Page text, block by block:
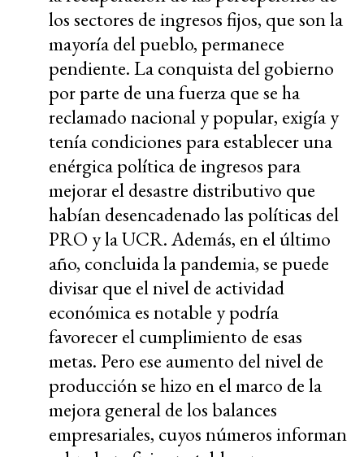
los sectores de ingresos fijos, que son la
mayoría del pueblo, permanece
pendiente. La conquista del gobierno
por parte de una fuerza que se ha
reclamado nacional y popular, exigía y
tenía condiciones para establecer una
enérgica política de ingresos para
mejorar el desastre distributivo que
habían desencadenado las políticas del
PRO y la UCR. Además, en el último
año, concluida la pandemia, se puede
divisar que el nivel de actividad
económica es notable y podría
favorecer el cumplimiento de esas
metas. Pero ese aumento del nivel de
producción se hizo en el marco de la
mejora general de los balances
empresariales, cuyos números informan